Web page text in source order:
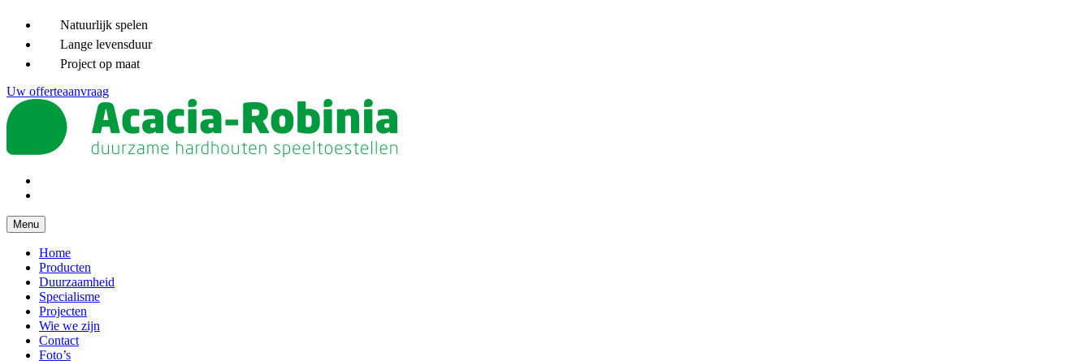
Natuurlijk spelen
Lange levensduur
Project op maat
Uw offerteaanvraag
Menu
Home
Producten
Duurzaamheid
Specialisme
Projecten
Wie we zijn
Contact
Foto’s